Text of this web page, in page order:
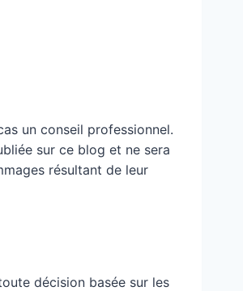
un conseil professionnel.
sur ce blog et ne sera
résultant de leur
décision basée sur les